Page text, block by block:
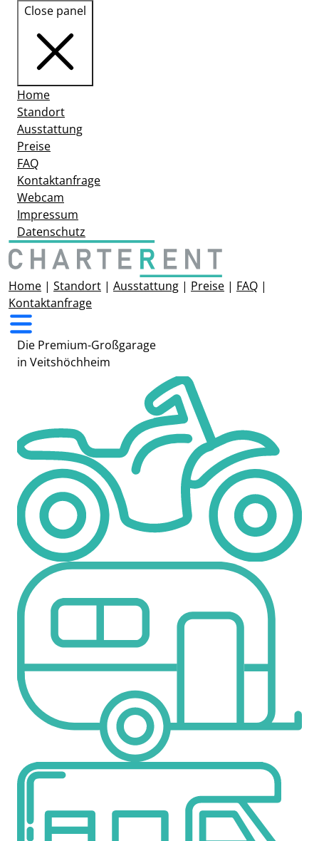
Close panel
Home
Standort
Ausstattung
Preise
FAQ
Kontaktanfrage
Webcam
Impressum
Datenschutz
Home | Standort | Ausstattung | Preise | FAQ |
Kontaktanfrage
Die Premium-Großgarage
in Veitshöchheim